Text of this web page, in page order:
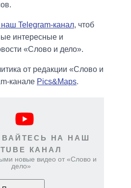
наш Telegram-канал, чтоб
интересные и
«Слово и дело».
от редакции «Слово и
канале Pics&Maps.
НА НАШ
КАНАЛ
новые видео от «Слово и
дело»